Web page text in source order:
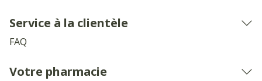
Service à la clientèle
FAQ
Votre pharmacie